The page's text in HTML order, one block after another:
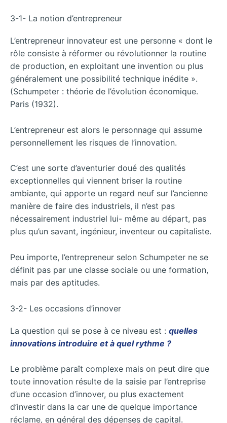
3-1- La notion d’entrepreneur
L’entrepreneur innovateur est une personne « dont le
rôle consiste à réformer ou révolutionner la routine
de production, en exploitant une invention ou plus
généralement une possibilité technique inédite ».
(Schumpeter : théorie de l’évolution économique.
Paris (1932).
L’entrepreneur est alors le personnage qui assume
personnellement les risques de l’innovation.
C’est une sorte d’aventurier doué des qualités
exceptionnelles qui viennent briser la routine
ambiante, qui apporte un regard neuf sur l’ancienne
manière de faire des industriels, il n’est pas
nécessairement industriel lui- même au départ, pas
plus qu’un savant, ingénieur, inventeur ou capitaliste.
Peu importe, l’entrepreneur selon Schumpeter ne se
définit pas par une classe sociale ou une formation,
mais par des aptitudes.
3-2- Les occasions d’innover
La question qui se pose à ce niveau est : quelles
innovations introduire et à quel rythme ?
Le problème paraît complexe mais on peut dire que
toute innovation résulte de la saisie par l’entreprise
d’une occasion d’innover, ou plus exactement
d’investir dans la car une de quelque importance
réclame, en général des dépenses de capital.